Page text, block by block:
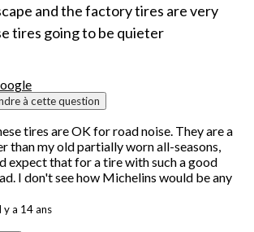
and the factory tires are very
tires going to be quieter
à cette question
tires are OK for road noise. They are a
than my old partially worn all-seasons,
expect that for a tire with such a good
I don't see how Michelins would be any
y a 14 ans